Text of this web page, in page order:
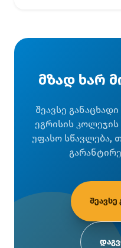
მზად ხარ
შეავსე
ეგრისის
უფასო სწავლება,
შეავსე